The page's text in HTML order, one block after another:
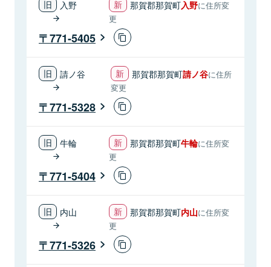
入野 那賀郡那賀町入野に住所変
更
771-5405
請ノ谷 那賀郡那賀町請ノ谷に住所
変更
771-5328
牛輪 那賀郡那賀町牛輪に住所変
更
771-5404
内山 那賀郡那賀町内山に住所変
更
771-5326